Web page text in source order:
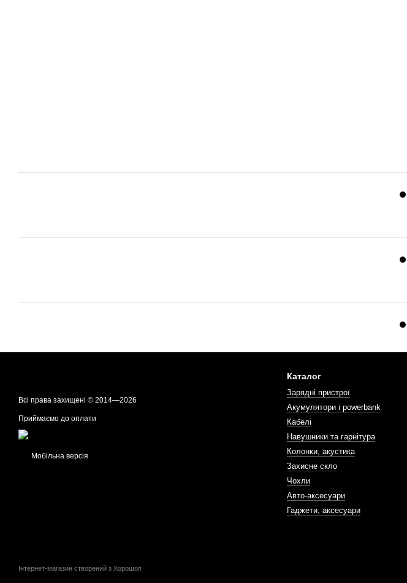
Всі права захищені © 2014—2026
Приймаємо до оплати
Мобільна версія
Інтернет-магазин створений з Хорошоп
Каталог
Зарядні пристрої
Акумулятори і powerbank
Кабелі
Навушники та гарнітура
Колонки, акустика
Захисне скло
Чохли
Авто-аксесуари
Гаджети, аксесуари